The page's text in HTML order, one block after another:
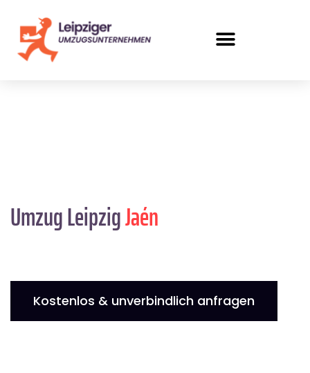
Umzug LeipzigJaén
Kostenlos & unverbindlich anfragen